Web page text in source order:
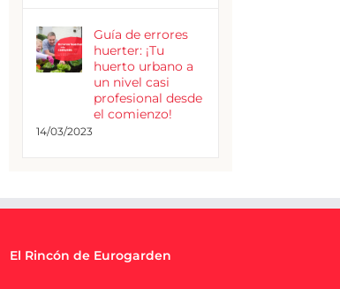
Guía de errores
huerter: ¡Tu
huerto urbano a
un nivel casi
profesional desde
el comienzo!
14/03/2023
El Rincón de Eurogarden